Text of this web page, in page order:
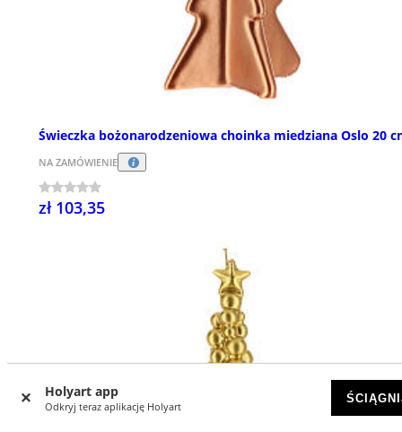
Holyart app
Odkryj teraz aplikację Holyart
Świeczka bożonarodzeniowa choinka miedziana Oslo 20
NA ZAMÓWIENIE
zł 103,35